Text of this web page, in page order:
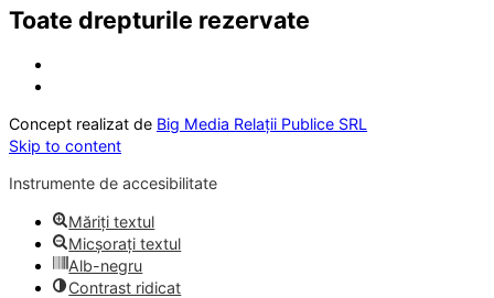
Toate drepturile rezervate
Concept realizat de Big Media Relații Publice SRL
Skip to content
Instrumente de accesibilitate
Măriți textul
Micșorați textul
Alb-negru
Contrast ridicat